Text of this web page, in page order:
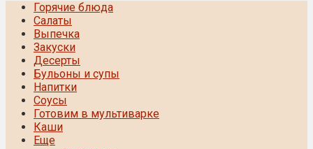
Горячие блюда
Салаты
Выпечка
Закуски
Десерты
Бульоны и супы
Напитки
Соусы
Готовим в мультиварке
Каши
Еще